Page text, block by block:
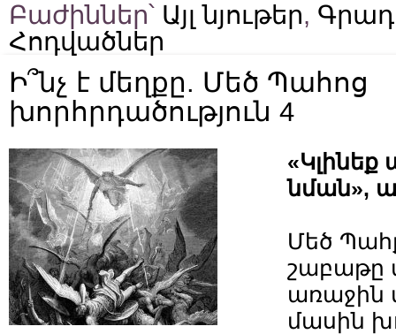
Բաժիններ՝ Այլ նյութեր,
Հոդվածներ
Ի՞նչ է մեղքը. Մեծ Պահոց
խորհրդածություն 4
նման»,
Մեծ
շաբաթը
առաջին
մասին